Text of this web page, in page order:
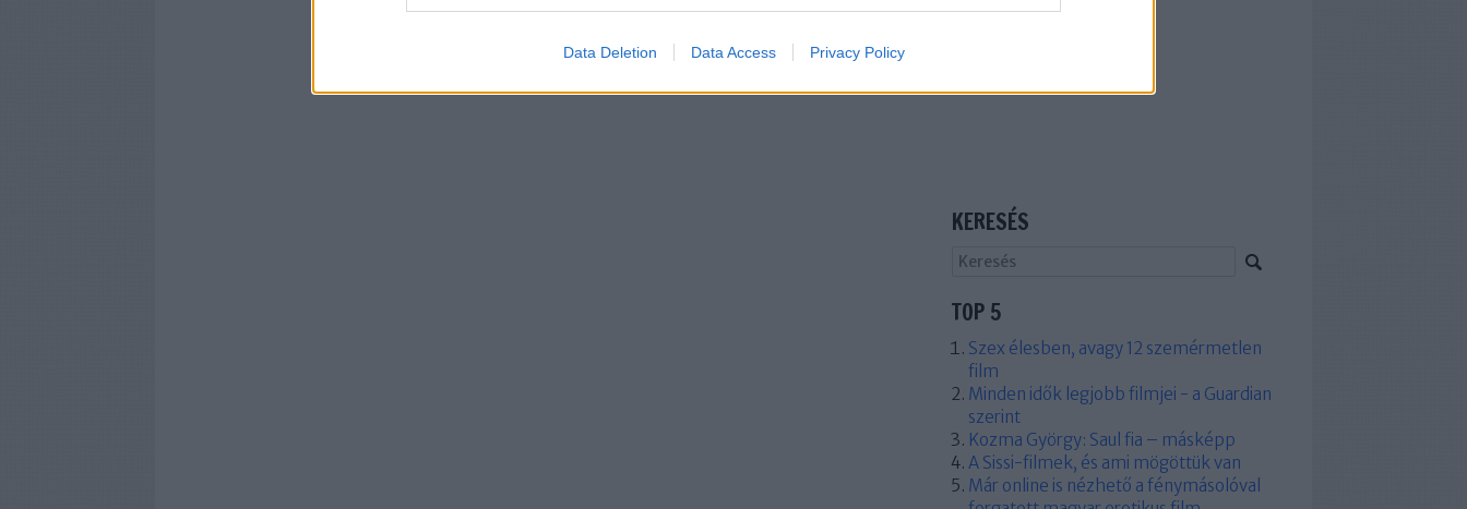
Data Deletion Data Access Privacy Policy
KERESÉS
TOP 5
Szex élesben, avagy 12 szemérmetlen
film
Minden idők legjobb filmjei - a Guardian
szerint
Kozma György: Saul fia – másképp
A Sissi-filmek, és ami mögöttük van
Már online is nézhető a fénymásolóval